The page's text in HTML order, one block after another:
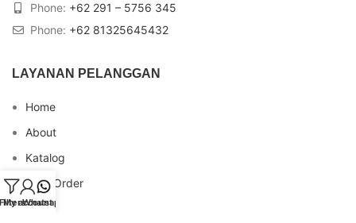
Phone: +62 291 – 5756 345
Phone: +62 81325645432
LAYANAN PELANGGAN
Home
About
Katalog
Cara Order
Blog
My account
Whatsapp